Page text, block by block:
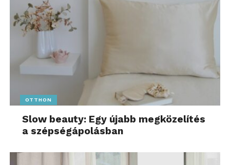
OTTHON
Slow beauty: Egy újabb megközelítés
a szépségápolásban